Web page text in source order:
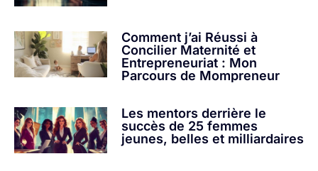
Comment j’ai Réussi à
Concilier Maternité et
Entrepreneuriat : Mon
Parcours de Mompreneur
Les mentors derrière le
succès de 25 femmes
jeunes, belles et milliardaires